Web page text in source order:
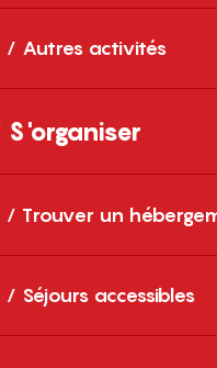
Autres activités
S'organiser
Trouver un
Séjours accessibles